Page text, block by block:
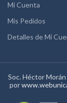
Mi Cuenta
Mis Pedidos
Detalles de Mi
Soc. Héctor
por